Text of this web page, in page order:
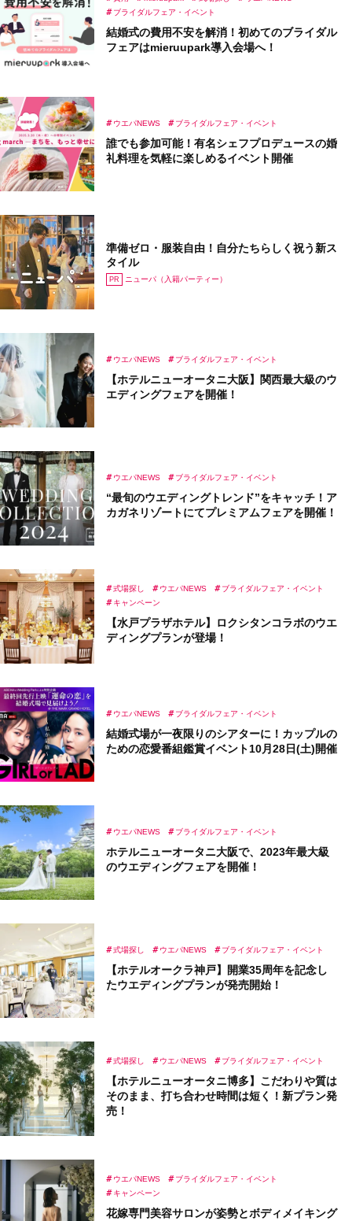
結婚式の費用不安を解消！初めてのブライダル
フェアはmieruupark導入会場へ！
ブライダルフェア・イベント
誰でも参加可能！有名シェフプロデュースの婚
礼料理を気軽に楽しめるイベント開催
ウエパNEWS ブライダルフェア・イベント
準備ゼロ・服装自由！自分たちらしく祝う新ス
タイル
ニューパ（入籍パーティー）
【ホテルニューオータニ大阪】関⻄最⼤級のウ
エディングフェアを開催！
ウエパNEWS ブライダルフェア・イベント
“最旬のウエディングトレンド”をキャッチ！ア
カガネリゾートにてプレミアムフェアを開催！
ウエパNEWS ブライダルフェア・イベント
【水戸プラザホテル】ロクシタンコラボのウエ
ディングプランが登場！
式場探し ウエパNEWS
ブライダルフェア・イベント
キャンペーン
結婚式場が一夜限りのシアターに！カップルの
ための恋愛番組鑑賞イベント10月28日(土)開催
ウエパNEWS ブライダルフェア・イベント
ホテルニューオータニ大阪で、2023年最大級
のウエディングフェアを開催！
ウエパNEWS ブライダルフェア・イベント
【ホテルオークラ神戸】開業35周年を記念し
たウエディングプランが発売開始！
式場探し ウエパNEWS ブライダルフェア・イベント
【ホテルニューオータニ博多】こだわりや質は
そのまま、打ち合わせ時間は短く！新プラン発
売！
式場探し ウエパNEWS ブライダルフェア・イベント
花嫁専門美容サロンが姿勢とボディメイキング
ウエパNEWS
ブライダルフェア・イベント
キャンペーン